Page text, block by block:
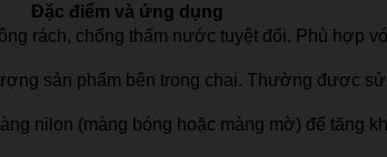
Đặc điểm và ứng dụng
rách, chống thấm nước tuyệt đối. Phù hợp
sản phẩm bên trong chai. Thường được
nilon (màng bóng hoặc màng mờ) để tăng